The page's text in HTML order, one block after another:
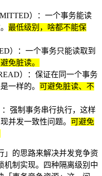
）：一个事务能读
最低级别，啥都不能保
）：一个事务只能读取到
免脏读。
）：保证在同一个事务
一样的。 可避免脏读、不
强制事务串行执行，这样
并发一致性问题。 可避免
」的思路来解决并发竞争资
制实现。四种隔离级别中